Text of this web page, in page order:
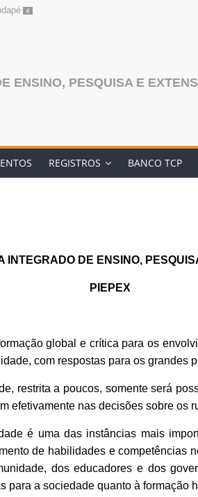
4
ENSINO, PESQUISA E
REGISTROS BANCO TCP
INTEGRADO DE ENSINO,
PIEPEX
global e crítica para os
com respostas para os grandes
restrita a poucos, somente será
efetivamente nas decisões sobre os
é uma das instâncias mais
de habilidades e competências
dos educadores e dos
para a sociedade quanto à formação